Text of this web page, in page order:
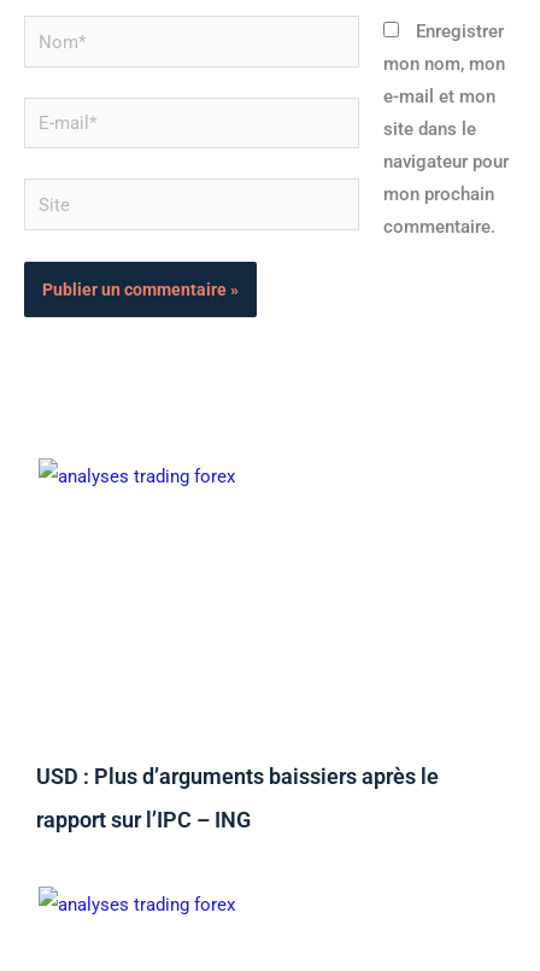
Nom*
mail*
Site
Enregistrer
mon nom, mon
e-mail et mon
site dans le
navigateur pour
mon prochain
commentaire.
USD : Plus d’arguments baissiers après le
rapport sur l’IPC – ING